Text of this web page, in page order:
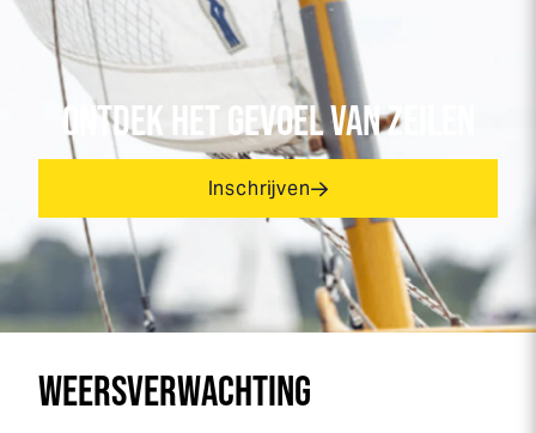
ONTDEK HET GEVOEL VAN ZEILEN
Inschrijven
WEERSVERWACHTING